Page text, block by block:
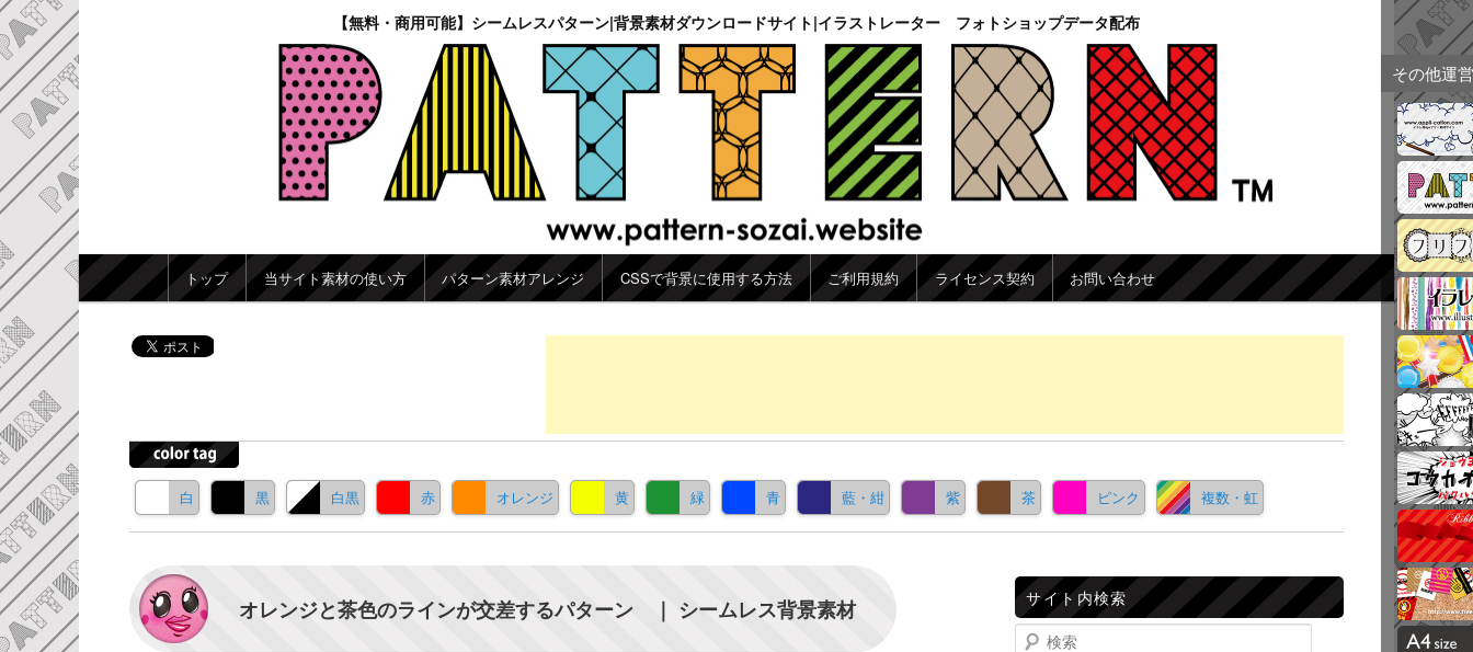
【無料・商用可能】シームレスパターン|背景素材ダウンロードサイト|イラストレーター フォトショップデータ配布
メインメニュー
メインコンテンツへ移動
サブコンテンツへ移動
トップ 当サイト素材の使い方 パターン素材アレンジ CSSで背景に使用する方法 ご利用規約 ライセンス契約 お問い合わせ
白 黒 白黒 赤 オレンジ 黄 緑 青 藍・紺 紫 茶 ピンク 複数・虹
オレンジと茶色のラインが交差するパターン ｜ シームレス背景素材 サイト内検索
検索
その他運